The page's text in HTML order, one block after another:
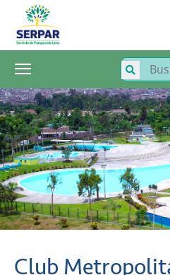
SERPAR
Servicio
de
Parques
Lima
Club